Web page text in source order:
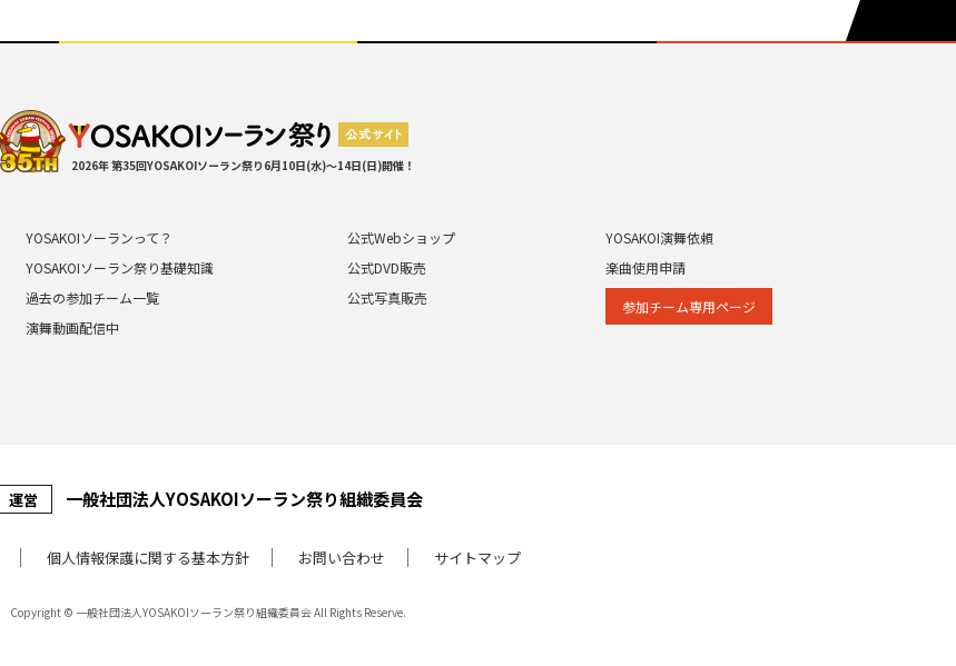
2026年 第35回YOSAKOIソーラン祭り 6月10日(水)～14日(日)開催！
YOSAKOIソーランって？
YOSAKOIソーラン祭り基礎知識
過去の参加チーム一覧
演舞動画配信中
公式Webショップ
公式DVD販売
公式写真販売
YOSAKOI演舞依頼
楽曲使用申請
参加チーム専⽤ページ
運営 ⼀般社団法⼈YOSAKOIソーラン祭り組織委員会
個⼈情報保護に関する基本⽅針 お問い合わせ サイトマップ
Copyright © 一般社団法人YOSAKOIソーラン祭り組織委員会All Rights Reserve.